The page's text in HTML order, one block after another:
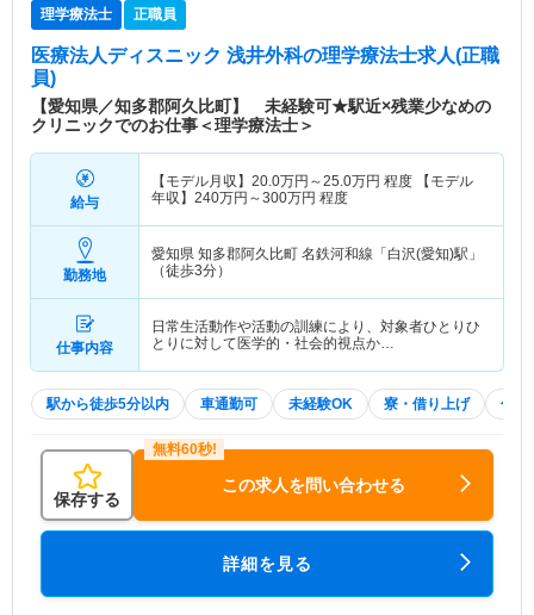
理学療法士 正職員
医療法人ディスニック 浅井外科の理学療法士求人(正職
員)
【愛知県／知多郡阿久比町】 未経験可★駅近×残業少なめの
クリニックでのお仕事＜理学療法士＞
給与
【モデル月収】 20.0万円～25.0万円 程度 【モデル
年収】 240万円～300万円 程度
勤務地
愛知県 知多郡阿久比町 名鉄河和線「白沢(愛知)駅」
（徒歩3分）
仕事内容
日常生活動作や活動の訓練により、対象者ひとりひ
とりに対して医学的・社会的視点か…
駅から徒歩5分以内 車通勤可 未経験OK 寮・借り上げ 住宅
保存する
この求人を問い合わせる
詳細を見る